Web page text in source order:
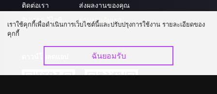
ติดต่อเรา
อัปเกรด วีไอพี
ส่งผลงานของคุณ
ร่วมงานกับเรา
เราใช้คุกกี้เพื่อดำเนินการเว็บไซต์นี้และปรับปรุงการใช้งาน รายละเอียดของ
คุกกี้
ฉันยอมรับ